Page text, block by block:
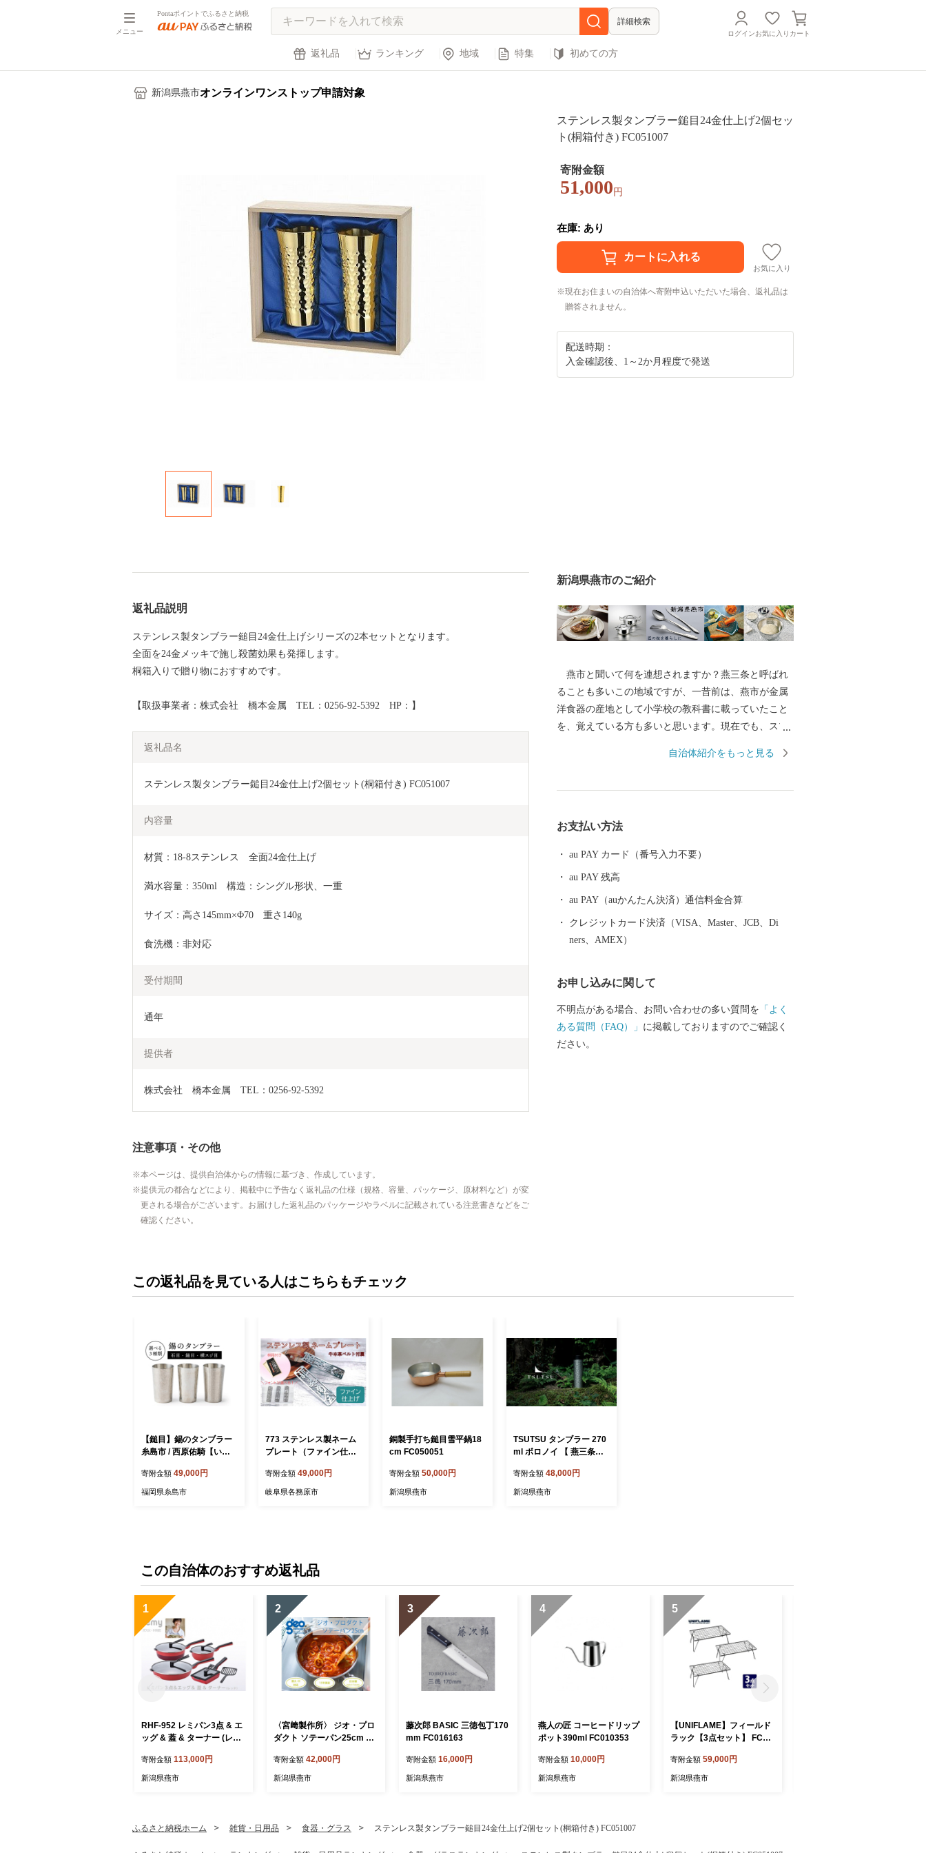
メニュー
Pontaポイントでふるさと納税
詳細検索
ログインお気に入り カート
返礼品 ランキング 地域 特集 初めての方
新潟県燕市オンラインワンストップ申請対象
ステンレス製タンブラー鎚目24金仕上げ2個セッ
ト(桐箱付き) FC051007
寄附金額
51,000 円
在庫: あり
お気に入り
現在お住まいの自治体へ寄附申込いただいた場合、返礼品は
贈答されません。
配送時期：
入金確認後、1～2か月程度で発送
返礼品説明
ステンレス製タンブラー鎚目24金仕上げシリーズの2本セットとなります。
全面を24金メッキで施し殺菌効果も発揮します。
桐箱入りで贈り物におすすめです。
【取扱事業者：株式会社 橋本金属 TEL：0256-92-5392 HP：】
返礼品名
ステンレス製タンブラー鎚目24金仕上げ2個セット(桐箱付き) FC051007
内容量
材質：18-8ステンレス　全面24金仕上げ
満水容量：350ml　構造：シングル形状、一重
サイズ：高さ145mm×Φ70　重さ140g
食洗機：非対応
受付期間
通年
提供者
株式会社　橋本金属　TEL：0256-92-5392
注意事項・その他
本ページは、提供自治体からの情報に基づき、作成しています。
提供元の都合などにより、掲載中に予告なく返礼品の仕様（規格、容量、パッケージ、原材料など）が変
更される場合がございます。お届けした返礼品のパッケージやラベルに記載されている注意書きなどをご
確認ください。
新潟県燕市のご紹介
燕市と聞いて何を連想されますか？燕三条と呼ばれ
ることも多いこの地域ですが、一昔前は、燕市が金属
洋食器の産地として小学校の教科書に載っていたこと
を、覚えている方も多いと思います。現在でも、スプ
0％以上を占め、鍋やフライパン、包丁をはじめとした
がノーベル賞授賞式の晩餐会で使用されています！そ
す。 燕産の金属洋食器・金属ハウスウェアを使え
ば、ご家庭での食事も高級レストランでのディナーに
早がわり！ そのほか、伝統工芸品の鎚起銅器、美味
自治体紹介をもっと見る
お支払い方法
au PAY カード（番号入力不要）
au PAY 残高
au PAY（auかんたん決済）通信料金合算
クレジットカード決済（VISA、Master、JCB、Di
ners、AMEX）
お申し込みに関して
不明点がある場合、お問い合わせの多い質問を 「よく
ある質問（FAQ）」 に掲載しておりますのでご確認く
ださい。
この返礼品を見ている人はこちらもチェック
【鎚目】錫のタンブラー
糸島市 / 西原佑騎【いと
寄附金額 49,000円
福岡県糸島市
773 ステンレス製ネーム
プレート（ファイン仕上
ベルト付属
寄附金額 49,000円
岐阜県各務原市
銅製手打ち鎚目雪平鍋18
cm FC050051
寄附金額 50,000円
新潟県燕市
TSUTSU タンブラー 270
ml ボロノイ 【 燕三条製
タンブラー 】 FC048024
寄附金額 48,000円
新潟県燕市
この自治体のおすすめ返礼品
1
RHF-952 レミパン3点 & エ
ッグ & 蓋 & ターナー (レッ
寄附金額 113,000円
新潟県燕市
2
〈宮﨑製作所〉 ジオ・プロ
ダクト ソテーパン25cm FC
IH 対応 鍋 ステンレス 燕三
条 燕 燕市 】
寄附金額 42,000円
新潟県燕市
3
藤次郎 BASIC 三徳包丁170
mm FC016163
寄附金額 16,000円
新潟県燕市
4
燕人の匠 コーヒードリップ
ポット390ml FC010353
寄附金額 10,000円
新潟県燕市
5
【UNIFLAME】フィールド
ラック【3点セット】 FC05
寄附金額 59,000円
新潟県燕市
ふるさと納税ホーム 雑貨・日用品 食器・グラス ステンレス製タンブラー鎚目24金仕上げ2個セット(桐箱付き) FC051007